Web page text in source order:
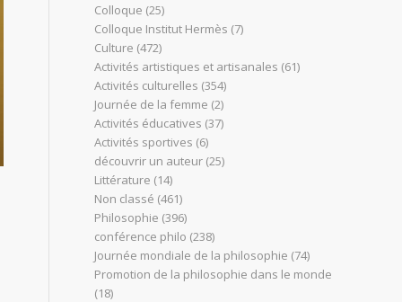
Colloque (25)
Colloque Institut Hermès (7)
Culture (472)
Activités artistiques et artisanales (61)
Activités culturelles (354)
Journée de la femme (2)
Activités éducatives (37)
Activités sportives (6)
découvrir un auteur (25)
Littérature (14)
Non classé (461)
Philosophie (396)
conférence philo (238)
Journée mondiale de la philosophie (74)
Promotion de la philosophie dans le monde
(18)